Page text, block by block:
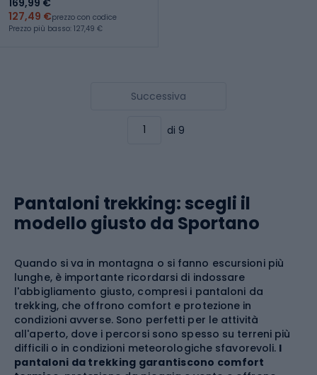
127,49 €prezzo con codice
Prezzo più basso: 127,49 €
Successiva
di 9
Pantaloni trekking: scegli il
modello giusto da Sportano
Quando si va in montagna o si fanno escursioni più
lunghe, è importante ricordarsi di indossare
l'abbigliamento giusto, compresi i pantaloni da
trekking, che offrono comfort e protezione in
condizioni avverse. Sono perfetti per le attività
all'aperto, dove i percorsi sono spesso su terreni più
difficili o in condizioni meteorologiche sfavorevoli. I
pantaloni da trekking garantiscono comfort